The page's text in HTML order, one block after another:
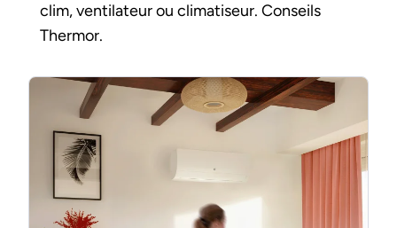
clim, ventilateur ou climatiseur. Conseils
Thermor.